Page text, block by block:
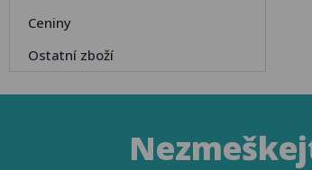
Ceniny
Ostatní zboží